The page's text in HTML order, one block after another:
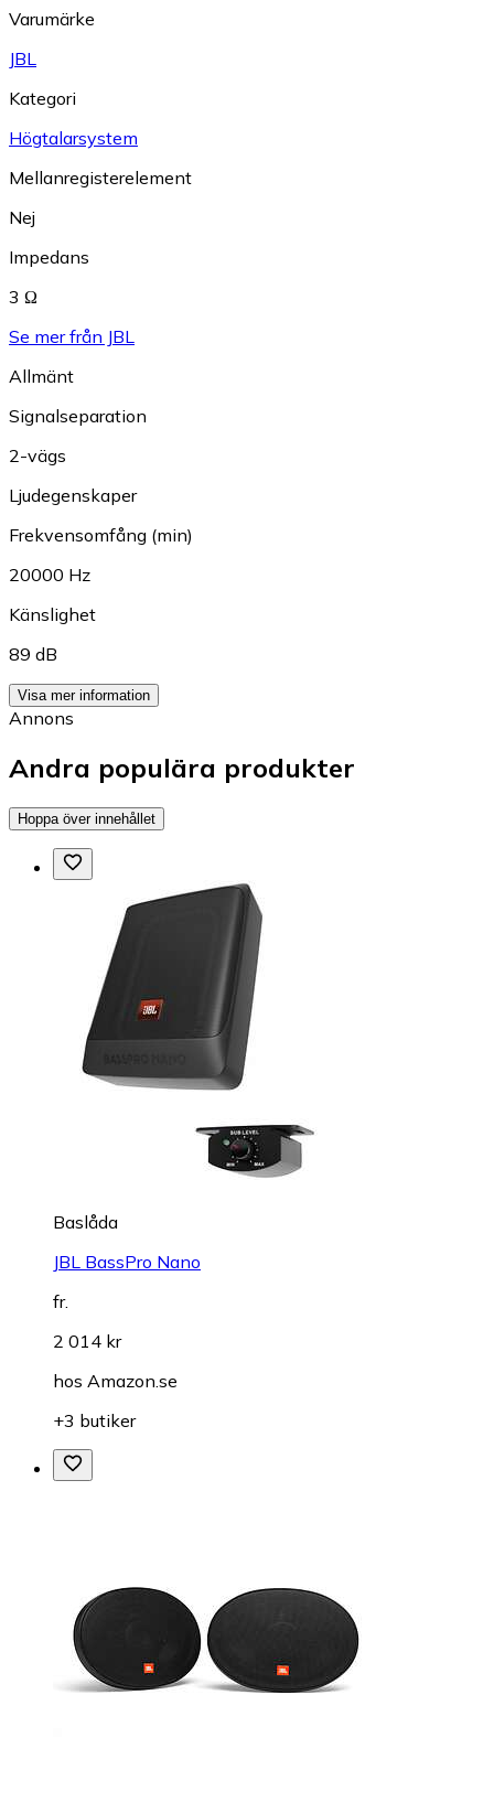
Varumärke
JBL
Kategori
Högtalarsystem
Mellanregisterelement
Nej
Impedans
3 Ω
Se mer från JBL
Allmänt
Signalseparation
2-vägs
Ljudegenskaper
Frekvensomfång (min)
20000 Hz
Känslighet
89 dB
Visa mer information
Annons
Andra populära produkter
Hoppa över innehållet
Baslåda
JBL BassPro Nano
fr.
2 014 kr
hos Amazon.se
+3 butiker